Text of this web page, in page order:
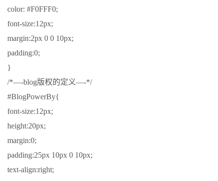
color: #F0FFF0;
font-size:12px;
margin:2px 0 0 10px;
padding:0;
}
/*—-blog版权的定义—-*/
#BlogPowerBy{
font-size:12px;
height:20px;
margin:0;
padding:25px 10px 0 10px;
text-align:right;